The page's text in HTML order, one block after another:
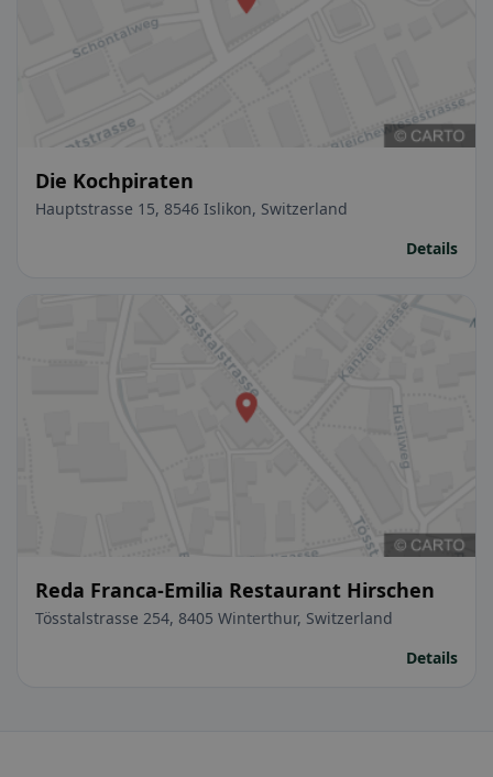
Die Kochpiraten
Hauptstrasse 15, 8546 Islikon, Switzerland
Details
Reda Franca-Emilia Restaurant Hirschen
Tösstalstrasse 254, 8405 Winterthur, Switzerland
Details